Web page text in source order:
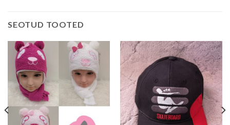
SEOTUD TOOTED